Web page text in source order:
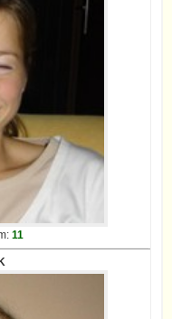
11